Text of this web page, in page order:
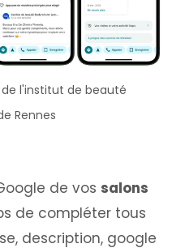
de l'institut de beauté
Rennes
de vos salons
de compléter tous
description, google